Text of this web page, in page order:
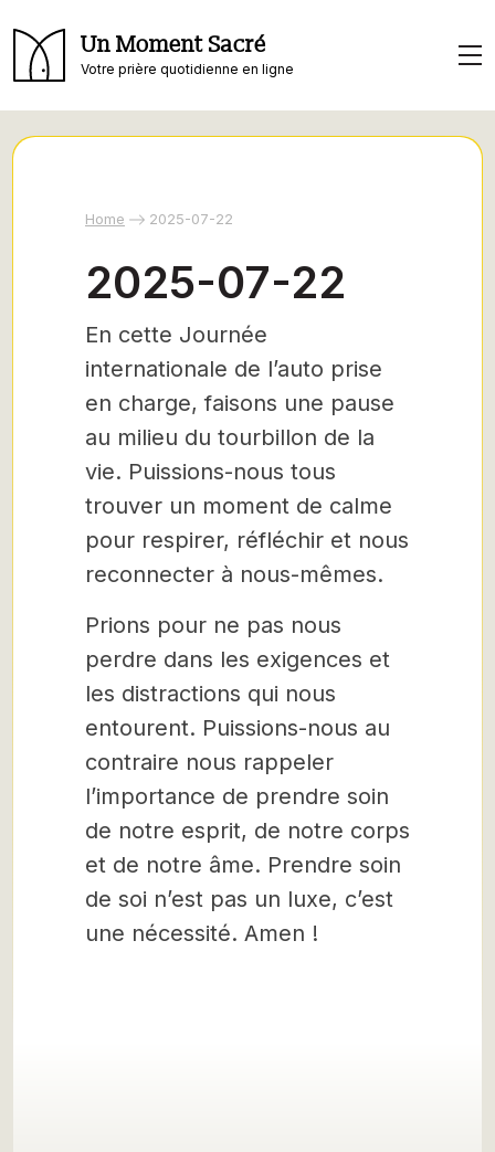
Un Moment Sacré
Votre prière quotidienne en ligne
Home 2025-07-22
2025-07-22
En cette Journée
internationale de l’auto prise
en charge, faisons une pause
au milieu du tourbillon de la
vie. Puissions-nous tous
trouver un moment de calme
pour respirer, réfléchir et nous
reconnecter à nous-mêmes.
Prions pour ne pas nous
perdre dans les exigences et
les distractions qui nous
entourent. Puissions-nous au
contraire nous rappeler
l’importance de prendre soin
de notre esprit, de notre corps
et de notre âme. Prendre soin
de soi n’est pas un luxe, c’est
une nécessité. Amen !